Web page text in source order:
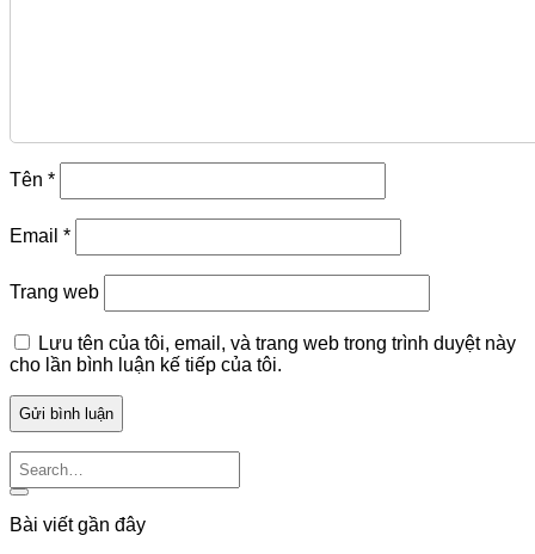
Tên *
Email *
Trang web
Lưu tên của tôi, email, và trang web trong trình duyệt này
cho lần bình luận kế tiếp của tôi.
Bài viết gần đây